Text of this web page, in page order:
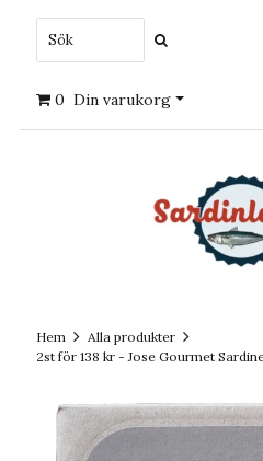
0 Din varukorg
Hem
Alla produkter
2st för 138 kr - Jose Gourmet